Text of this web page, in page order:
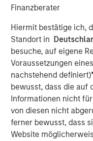
Finanzberater
Hiermit bestätige ich,
Standort in
besuche, auf eigene
Voraussetzungen eines
nachstehend definiert)
bewusst, dass die auf
Informationen nicht
von diesen nicht
ferner bewusst, dass
Website
Solutions and Multi-
joins Ben to discuss
2025. See how AI,
are making their way
Ähnliche Einblicke
PRESS RELEASE